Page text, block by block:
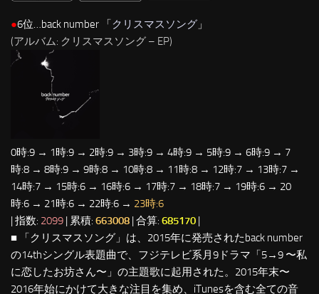
●6位…back number 「クリスマスソング 」
(アルバム: クリスマスソング – EP)
0時:9 → 1時:9 → 2時:9 → 3時:9 → 4時:9 → 5時:9 → 6時:9 → 7
時:8 → 8時:9 → 9時:8 → 10時:8 → 11時:8 → 12時:7 → 13時:7 →
14時:7 → 15時:6 → 16時:6 → 17時:7 → 18時:7 → 19時:6 → 20
時:6 → 21時:6 → 22時:6 → 23時:6
| 指数: 2099 | 累積: 663008 | 合算: 685170 |
■ 「クリスマスソング」は、2015年に発売されたback number
の14thシングル表題曲で、フジテレビ系月9ドラマ「5→9 〜私
に恋したお坊さん〜」の主題歌に起用された。2015年末〜
2016年始にかけて大きな注目を集め、iTunesを含む全ての音